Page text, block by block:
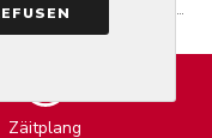
Zäitplang
11.90 €
12.50 €